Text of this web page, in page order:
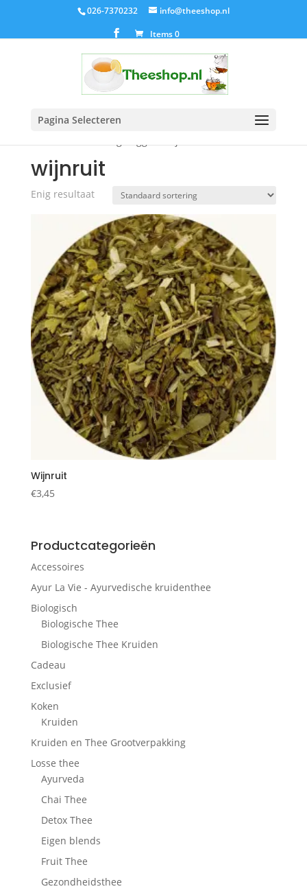
026-7370232
info@theeshop.nl
Items 0
Pagina Selecteren
wijnruit
Enig resultaat
Wijnruit
€3,45
Productcategorieën
Accessoires
Ayur La Vie - Ayurvedische kruidenthee
Biologisch
Biologische Thee
Biologische Thee Kruiden
Cadeau
Exclusief
Koken
Kruiden
Kruiden en Thee Grootverpakking
Losse thee
Ayurveda
Chai Thee
Detox Thee
Eigen blends
Fruit Thee
Gezondheidsthee